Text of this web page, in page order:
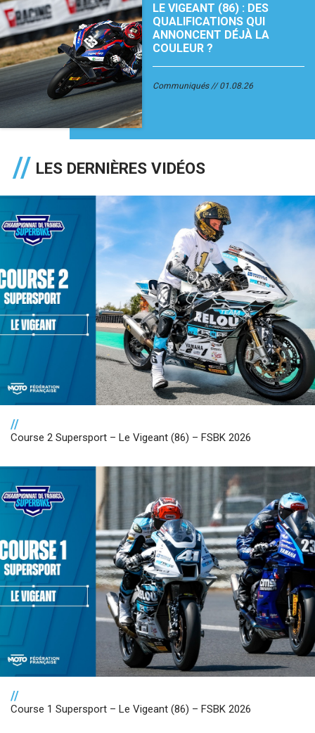
LE VIGEANT (86) : DES
QUALIFICATIONS QUI
ANNONCENT DÉJÀ LA
COULEUR ?
Communiqués 01.08.26
LES DERNIÈRES VIDÉOS
//
Course 2 Supersport – Le Vigeant (86) – FSBK 2026
//
Course 1 Supersport – Le Vigeant (86) – FSBK 2026